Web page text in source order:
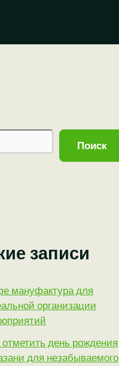
Поиск
записи
мануфактура для
организации
отметить день рождения
для незабываемого